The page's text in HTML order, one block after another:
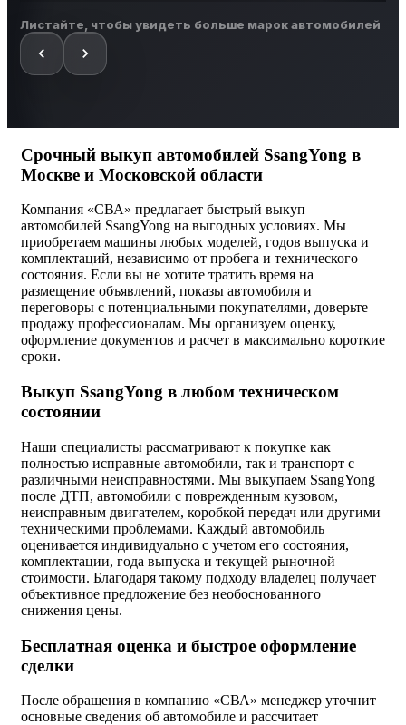
Листайте, чтобы увидеть больше марок автомобилей
Срочный выкуп автомобилей SsangYong в
Москве и Московской области
Компания «СВА» предлагает быстрый выкуп
автомобилей SsangYong на выгодных условиях. Мы
приобретаем машины любых моделей, годов выпуска и
комплектаций, независимо от пробега и технического
состояния. Если вы не хотите тратить время на
размещение объявлений, показы автомобиля и
переговоры с потенциальными покупателями, доверьте
продажу профессионалам. Мы организуем оценку,
оформление документов и расчет в максимально короткие
сроки.
Выкуп SsangYong в любом техническом
состоянии
Наши специалисты рассматривают к покупке как
полностью исправные автомобили, так и транспорт с
различными неисправностями. Мы выкупаем SsangYong
после ДТП, автомобили с поврежденным кузовом,
неисправным двигателем, коробкой передач или другими
техническими проблемами. Каждый автомобиль
оценивается индивидуально с учетом его состояния,
комплектации, года выпуска и текущей рыночной
стоимости. Благодаря такому подходу владелец получает
объективное предложение без необоснованного
снижения цены.
Бесплатная оценка и быстрое оформление
сделки
После обращения в компанию «СВА» менеджер уточнит
основные сведения об автомобиле и рассчитает